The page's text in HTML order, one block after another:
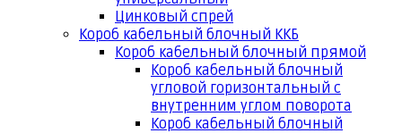
Цинковый спрей
Короб кабельный блочный ККБ
Короб кабельный блочный прямой
Короб кабельный блочный
угловой горизонтальный с
внутренним углом поворота
Короб кабельный блочный